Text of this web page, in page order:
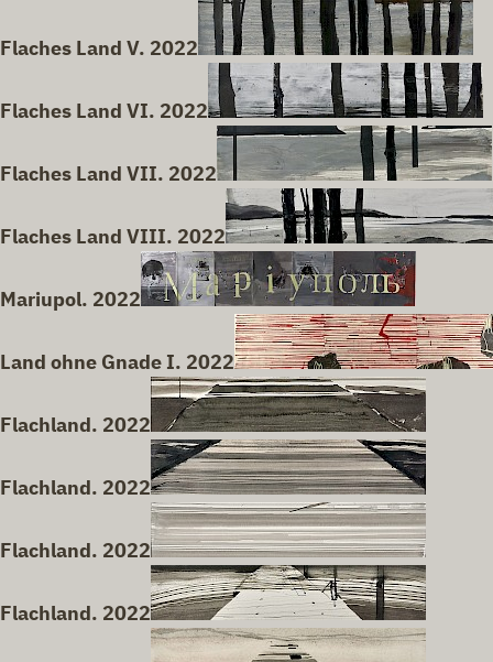
Flaches Land V. 2022
Flaches Land VI. 2022
Flaches Land VII. 2022
Flaches Land VIII. 2022
Mariupol. 2022
Land ohne Gnade I. 2022
Flachland. 2022
Flachland. 2022
Flachland. 2022
Flachland. 2022